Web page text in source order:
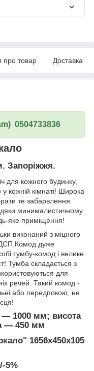
про товар Доставка
0504733836
Запоріжжя.
для кожного будинку,
кожній кімнаті! Широка
те забарвлення
минималистичному
яке приміщення!
виконаний з міцного
ДСП.Комод дуже
тумбу-комод і велике
Тумба складається з
для
речей. Такий комод -
або передпокою, не
1000 мм; висота
― 450 мм
1656х450х105
5%